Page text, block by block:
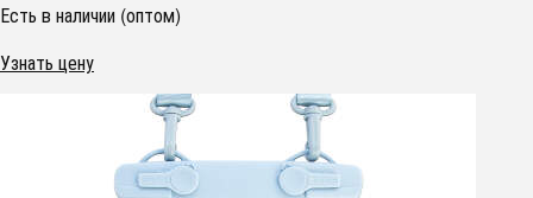
Есть в наличии (оптом)
Узнать цену